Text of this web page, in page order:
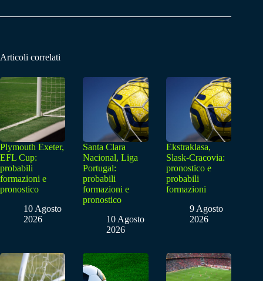
Articoli correlati
Plymouth Exeter,
EFL Cup:
probabili
formazioni e
pronostico
10 Agosto
2026
Santa Clara
Nacional, Liga
Portugal:
probabili
formazioni e
pronostico
10 Agosto
2026
Ekstraklasa,
Slask-Cracovia:
pronostico e
probabili
formazioni
9 Agosto
2026